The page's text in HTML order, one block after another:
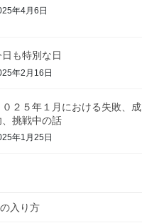
年4月6日
日も特別な日
年2月16日
０２５年１月における失敗、成
、挑戦中の話
年1月25日
入り方